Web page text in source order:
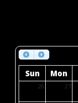
Sun Mon
26 27